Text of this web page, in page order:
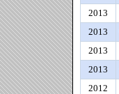
2013
2013
2013
2013
2012